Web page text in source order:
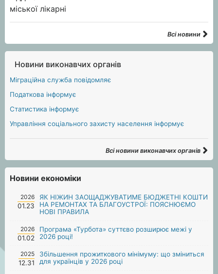
Всі новини
Новини виконавчих органів
Міграційна служба повідомляє
Податкова інформує
Статистика інформує
Управління соціального захисту населення інформує
Всі новини виконавчих органів
Новини економіки
2026
01.23
ЯК НІЖИН ЗАОЩАДЖУВАТИМЕ БЮДЖЕТНІ КОШТИ
НА РЕМОНТАХ ТА БЛАГОУСТРОЇ: ПОЯСНЮЄМО
НОВІ ПРАВИЛА
2026
01.02
Програма «Турбота» суттєво розширює межі у
2026 році!
2025
12.31
Збільшення прожиткового мінімуму: що зміниться
для українців у 2026 році